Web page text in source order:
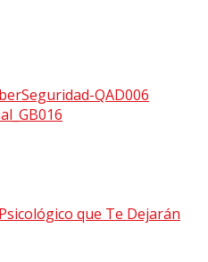
que Te Dejarán